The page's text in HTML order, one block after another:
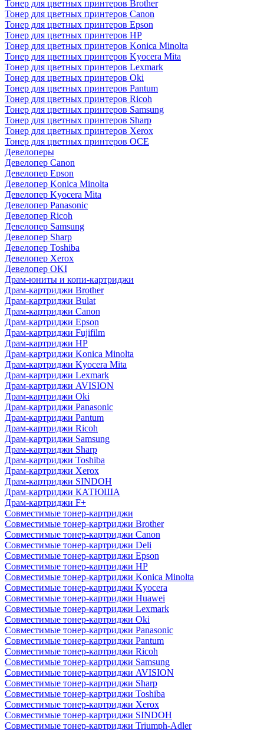
Тонер для цветных принтеров Brother
Тонер для цветных принтеров Canon
Тонер для цветных принтеров Epson
Тонер для цветных принтеров HP
Тонер для цветных принтеров Konica Minolta
Тонер для цветных принтеров Kyocera Mita
Тонер для цветных принтеров Lexmark
Тонер для цветных принтеров Oki
Тонер для цветных принтеров Pantum
Тонер для цветных принтеров Ricoh
Тонер для цветных принтеров Samsung
Тонер для цветных принтеров Sharp
Тонер для цветных принтеров Xerox
Тонер для цветных принтеров OCE
Девелоперы
Девелопер Canon
Девелопер Epson
Девелопер Konica Minolta
Девелопер Kyocera Mita
Девелопер Panasonic
Девелопер Ricoh
Девелопер Samsung
Девелопер Sharp
Девелопер Toshiba
Девелопер Xerox
Девелопер OKI
Драм-юниты и копи-картриджи
Драм-картриджи Brother
Драм-картриджи Bulat
Драм-картриджи Canon
Драм-картриджи Epson
Драм-картриджи Fujifilm
Драм-картриджи HP
Драм-картриджи Konica Minolta
Драм-картриджи Kyocera Mita
Драм-картриджи Lexmark
Драм-картриджи AVISION
Драм-картриджи Oki
Драм-картриджи Panasonic
Драм-картриджи Pantum
Драм-картриджи Ricoh
Драм-картриджи Samsung
Драм-картриджи Sharp
Драм-картриджи Toshiba
Драм-картриджи Xerox
Драм-картриджи SINDOH
Драм-картриджи КАТЮША
Драм-картриджи F+
Совместимые тонер-картриджи
Совместимые тонер-картриджи Brother
Совместимые тонер-картриджи Canon
Совместимые тонер-картриджи Deli
Совместимые тонер-картриджи Epson
Совместимые тонер-картриджи HP
Совместимые тонер-картриджи Konica Minolta
Совместимые тонер-картриджи Kyocera
Совместимые тонер-картриджи Huawei
Совместимые тонер-картриджи Lexmark
Совместимые тонер-картриджи Oki
Совместимые тонер-картриджи Panasonic
Совместимые тонер-картриджи Pantum
Совместимые тонер-картриджи Ricoh
Совместимые тонер-картриджи Samsung
Совместимые тонер-картриджи AVISION
Совместимые тонер-картриджи Sharp
Совместимые тонер-картриджи Toshiba
Совместимые тонер-картриджи Xerox
Совместимые тонер-картриджи SINDOH
Совместимые тонер-картриджи Triumph-Adler